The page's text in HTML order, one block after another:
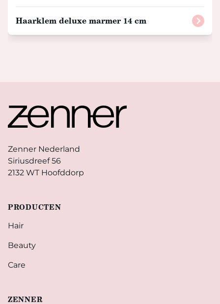
Haarklem deluxe marmer 14 cm
Zenner Nederland
Siriusdreef 56
2132 WT Hoofddorp
PRODUCTEN
Hair
Beauty
Care
ZENNER